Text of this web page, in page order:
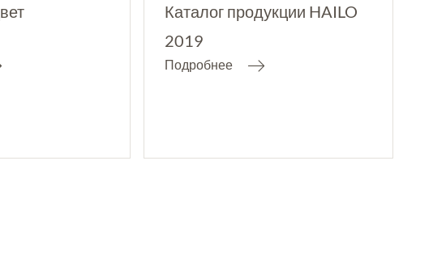
Каталог продукции HAILO
2019
Подробнее